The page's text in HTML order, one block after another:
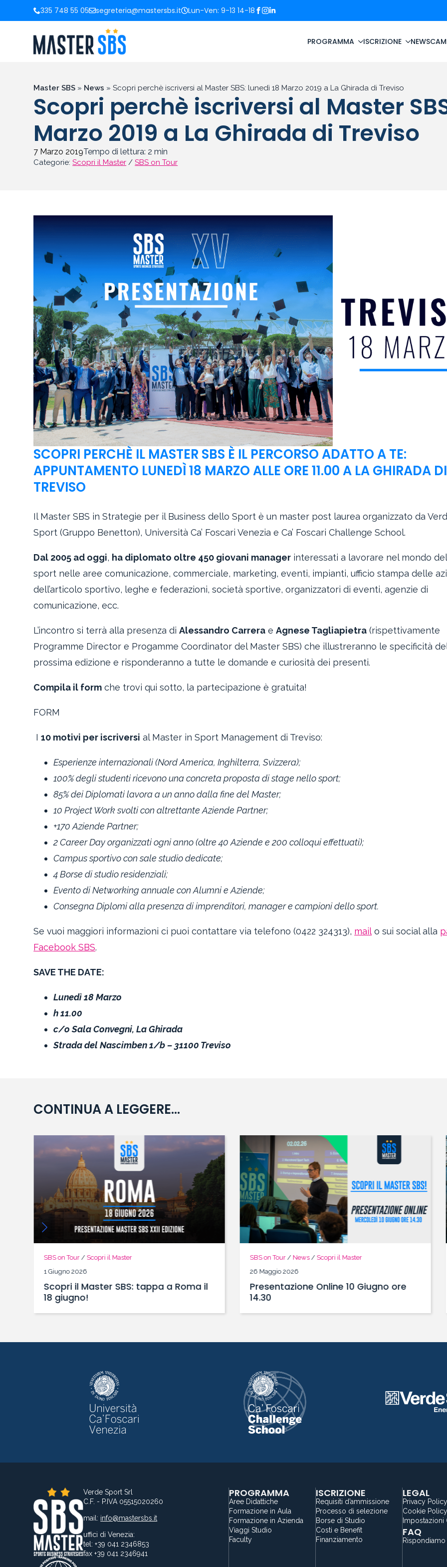
335 748 55 05 segreteria@mastersbs.it Lun-Ven: 9-13 14-18
PROGRAMMA ISCRIZIONE NEWS
Master SBS » News » Scopri perchè iscriversi al Master SBS: lunedì 18 Marzo 2019 a La Ghirada di Treviso
Scopri perchè iscriversi al Master
Marzo 2019 a La Ghirada di Treviso
7 Marzo 2019Tempo di lettura: 2 min
Categorie:Scopri il Master /SBS on Tour
SCOPRI PERCHÈ IL MASTER SBS È IL PERCORSO ADATTO A TE:
APPUNTAMENTO LUNEDÌ 18 MARZO ALLE ORE 11.00 A LA GHIRADA DI
TREVISO
Il Master SBS in Strategie per il Business dello Sport è un master post laurea organizzato da
Sport (Gruppo Benetton), Università Ca’ Foscari Venezia e Ca’ Foscari Challenge School.
Dal 2005 ad oggi, ha diplomato oltre 450 giovani manager interessati a lavorare nel mondo
sport nelle aree comunicazione, commerciale, marketing, eventi, impianti, ufficio stampa delle
dell’articolo sportivo, leghe e federazioni, società sportive, organizzatori di eventi, agenzie di
comunicazione, ecc.
L’incontro si terrà alla presenza diAlessandro Carrera eAgnese Tagliapietra (rispettivamente
Programme Director e Progamme Coordinator del Master SBS) che illustreranno le specificità
prossima edizione e risponderanno a tutte le domande e curiosità dei presenti.
Compila il form che trovi qui sotto, la partecipazione è gratuita!
FORM
I10 motivi per iscriversi al Master in Sport Management di Treviso:
Esperienze internazionali (Nord America, Inghilterra, Svizzera);
100% degli studenti ricevono una concreta proposta di stage nello sport;
85% dei Diplomati lavora a un anno dalla fine del Master;
10 Project Work svolti con altrettante Aziende Partner;
+170 Aziende Partner;
2 Career Day organizzati ogni anno (oltre 40 Aziende e 200 colloqui effettuati);
Campus sportivo con sale studio dedicate;
4 Borse di studio residenziali;
Evento di Networking annuale con Alumni e Aziende;
Consegna Diplomi alla presenza di imprenditori, manager e campioni dello sport.
Se vuoi maggiori informazioni ci puoi contattare via telefono (0422 324313), mail o sui social alla
Facebook SBS.
SAVE THE DATE:
Lunedì 18 Marzo
h 11.00
c/o Sala Convegni, La Ghirada
Strada del Nascimben 1/b – 31100 Treviso
CONTINUA A LEGGERE...
SBS on Tour/ Scopri il Master
1 Giugno 2026
Scopri il Master SBS: tappa a Roma il
18 giugno!
SBS on Tour/ News/ Scopri il Master
26 Maggio 2026
Presentazione Online 10 Giugno ore
14.30
Verde Sport Srl
C.F. - P.IVA 05515020260
mail: info@mastersbs.it
uffici di Venezia:
tel: +39 041 2346853
fax +39 041 2346941
PROGRAMMA
Aree Didattiche
Formazione in Aula
Formazione in Azienda
Viaggi Studio
Faculty
ISCRIZIONE
Requisiti d’ammissione
Processo di selezione
Borse di Studio
Costi e Benefit
Finanziamento
LEGAL
Privacy Policy
Cookie Policy
Impostazioni
FAQ